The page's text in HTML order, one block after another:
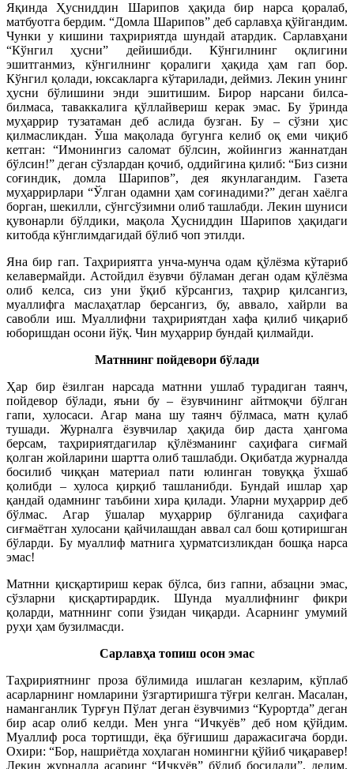
Яқинда Ҳусниддин Шарипов ҳақида бир нарса қоралаб,
матбуотга бердим. “Домла Шарипов” деб сарлавҳа қўйгандим.
Чунки у кишини таҳририятда шундай атардик. Сарлавҳани
“Кўнгил ҳусни” дейишибди. Кўнгилнинг оқлигини
эшитганмиз, кўнгилнинг қоралиги ҳақида ҳам гап бор.
Кўнгил қолади, юксакларга кўтарилади, деймиз. Лекин унинг
ҳусни бўлишини энди эшитишим. Бирор нарсани билса-
билмаса, таваккалига қўллайвериш керак эмас. Бу ўринда
муҳаррир тузатаман деб аслида бузган. Бу – сўзни ҳис
қилмасликдан. Ўша мақолада бугунга келиб оқ еми чиқиб
кетган: “Имонингиз саломат бўлсин, жойингиз жаннатдан
бўлсин!” деган сўзлардан қочиб, оддийгина қилиб: “Биз сизни
соғиндик, домла Шарипов”, дея якунлагандим. Газета
муҳаррирлари “Ўлган одамни ҳам соғинадими?” деган хаёлга
борган, шекилли, сўнгсўзимни олиб ташлабди. Лекин шуниси
қувонарли бўлдики, мақола Ҳусниддин Шарипов ҳақидаги
китобда кўнглимдагидай бўлиб чоп этилди.
Яна бир гап. Таҳририятга унча-мунча одам қўлёзма кўтариб
келавермайди. Астойдил ёзувчи бўламан деган одам қўлёзма
олиб келса, сиз уни ўқиб кўрсангиз, таҳрир қилсангиз,
муаллифга маслаҳатлар берсангиз, бу, аввало, хайрли ва
савобли иш. Муаллифни таҳририятдан хафа қилиб чиқариб
юборишдан осони йўқ. Чин муҳаррир бундай қилмайди.
Матннинг пойдевори бўлади
Ҳар бир ёзилган нарсада матнни ушлаб турадиган таянч,
пойдевор бўлади, яъни бу – ёзувчининг айтмоқчи бўлган
гапи, хулосаси. Агар мана шу таянч бўлмаса, матн қулаб
тушади. Журналга ёзувчилар ҳақида бир даста ҳангома
берсам, таҳририятдагилар қўлёзманинг саҳифага сиғмай
қолган жойларини шартта олиб ташлабди. Оқибатда журналда
босилиб чиққан материал пати юлинган товуққа ўхшаб
қолибди – хулоса қирқиб ташланибди. Бундай ишлар ҳар
қандай одамнинг таъбини хира қилади. Уларни муҳаррир деб
бўлмас. Агар ўшалар муҳаррир бўлганида саҳифага
сиғмаётган хулосани қайчилашдан аввал сал бош қотиришган
бўларди. Бу муаллиф матнига ҳурматсизликдан бошқа нарса
эмас!
Матнни қисқартириш керак бўлса, биз гапни, абзацни эмас,
сўзларни қисқартирардик. Шунда муаллифнинг фикри
қоларди, матннинг сопи ўзидан чиқарди. Асарнинг умумий
руҳи ҳам бузилмасди.
Сарлавҳа топиш осон эмас
Таҳририятнинг проза бўлимида ишлаган кезларим, кўплаб
асарларнинг номларини ўзгартиришга тўғри келган. Масалан,
наманганлик Турғун Пўлат деган ёзувчимиз “Курортда” деган
бир асар олиб келди. Мен унга “Ичкуёв” деб ном қўйдим.
Муаллиф роса тортишди, ёқа бўғишиш даражасигача борди.
Охири: “Бор, нашриётда хоҳлаган номингни қўйиб чиқаравер!
Лекин журналда асаринг “Ичкуёв” бўлиб босилади”, дедим.